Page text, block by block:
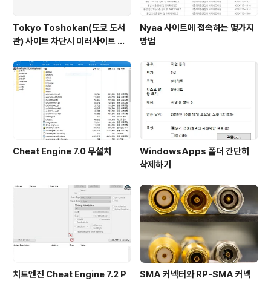
Tokyo Toshokan(도쿄 도서
관) 사이트 차단시 미러사이트 접
Nyaa 사이트에 접속하는 몇가지
방법
Cheat Engine 7.0 무설치
WindowsApps 폴더 간단히
삭제하기
치트엔진 Cheat Engine 7.2 P
SMA 커넥터와 RP-SMA 커넥